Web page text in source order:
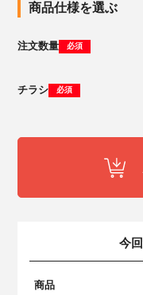
商品仕様を選ぶ
注文数量 必須
チラシ 必須
今
商品